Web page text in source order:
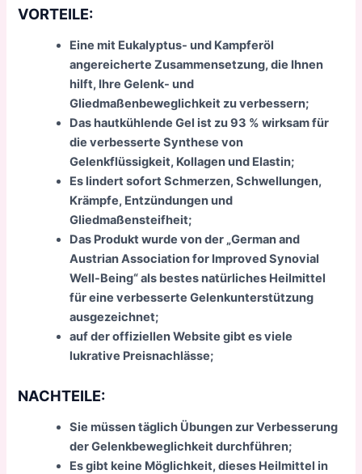
VORTEILE:
Eine mit Eukalyptus- und Kampferöl
angereicherte Zusammensetzung, die Ihnen
hilft, Ihre Gelenk- und
Gliedmaßenbeweglichkeit zu verbessern;
Das hautkühlende Gel ist zu 93 % wirksam für
die verbesserte Synthese von
Gelenkflüssigkeit, Kollagen und Elastin;
Es lindert sofort Schmerzen, Schwellungen,
Krämpfe, Entzündungen und
Gliedmaßensteifheit;
Das Produkt wurde von der „German and
Austrian Association for Improved Synovial
Well-Being“ als bestes natürliches Heilmittel
für eine verbesserte Gelenkunterstützung
ausgezeichnet;
auf der offiziellen Website gibt es viele
lukrative Preisnachlässe;
NACHTEILE:
Sie müssen täglich Übungen zur Verbesserung
der Gelenkbeweglichkeit durchführen;
Es gibt keine Möglichkeit, dieses Heilmittel in